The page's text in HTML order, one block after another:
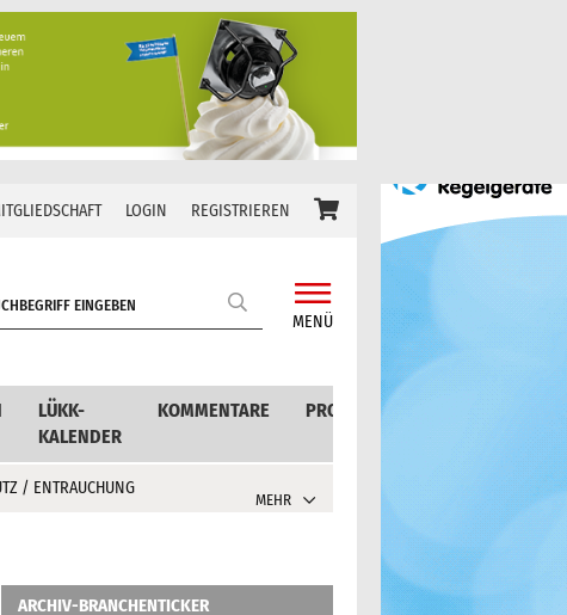
LOGIN REGISTRIEREN
MENÜ
LÜKK-
KALENDER
KOMMENTARE PRODUKTE
/ ENTRAUCHUNG
MEHR
ARCHIV-BRANCHENTICKER